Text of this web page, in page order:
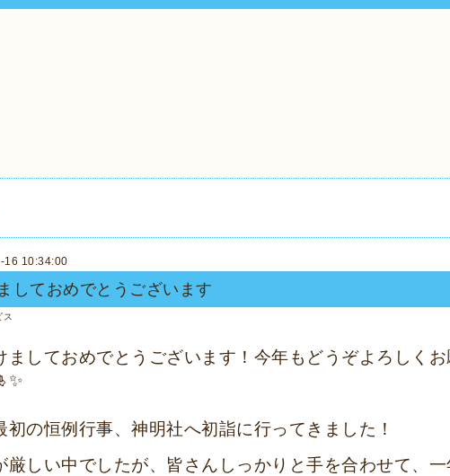
16 10:34:00
しておめでとうございます
ス
ましておめでとうございます！今年もどうぞよろしくお
初の恒例行事、神明社へ初詣に行ってきました！
厳しい中でしたが、皆さんしっかりと手を合わせて、一